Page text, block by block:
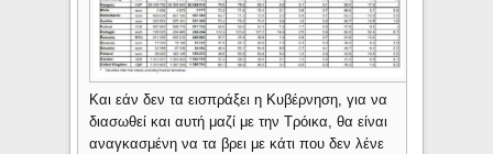
Και εάν δεν τα εισπράξει η Κυβέρνηση, για να
διασωθεί και αυτή μαζί με την Τρόικα, θα είναι
αναγκασμένη να τα βρει με κάτι που δεν λένε